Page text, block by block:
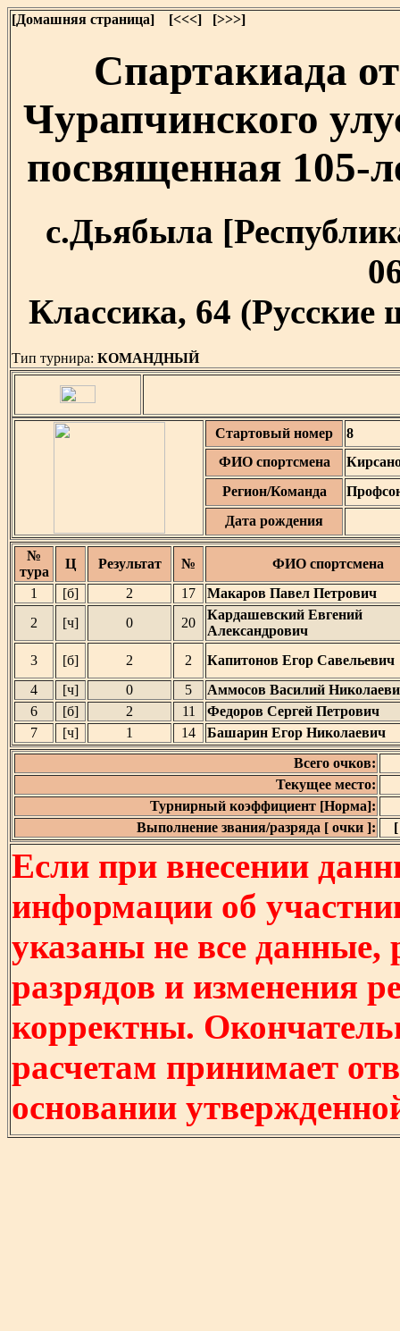
[Домашняя страница] [<<<] [>>>]
Спартакиада
Чурапчинского
посвященная
с.Дьябыла
Классика, 64
Тип турнира: КОМАНДНЫЙ
Стартовый номер
8
ФИО спортсмена
Регион/Команда
Дата рождения
№
тура
Ц Результат №
ФИО спортсмена
1
[б] 2 17
Макаров Павел Петрович
2
[ч] 0 20
Кардашевский Евгений
Александрович
3
[б] 2 2
Капитонов Егор Савельевич
4
[ч] 0 5
Аммосов Василий
6
[б] 2 11
Федоров Сергей Петрович
7
[ч] 1 14
Башарин Егор Николаевич
Всего очков:
Текущее место:
Турнирный коэффициент [Норма]:
Выполнение звания/разряда [ очки ]:
Если при внесении
информации об
указаны не все
разрядов и изменения
корректны.
расчетам принимает
основании